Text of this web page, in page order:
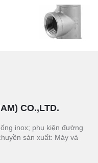
CO.,LTD.
inox; phụ kiện đường
sản xuất: Máy và